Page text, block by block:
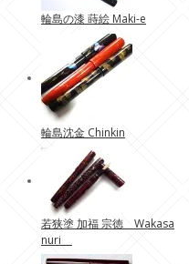
輪島の漆 蒔絵 Maki-e
輪島沈金 Chinkin
若狭塗 加福 宗徳 Wakasa
nuri